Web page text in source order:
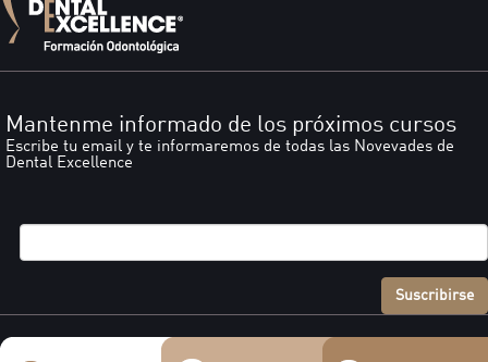
Mantenme informado de los próximos cursos
Escribe tu email y te informaremos de todas las Novevades de
Dental Excellence
Suscribirse